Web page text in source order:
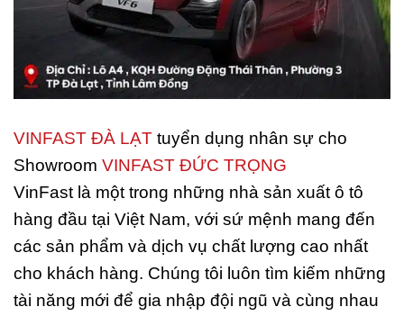
VINFAST ĐÀ LẠT tuyển dụng nhân sự cho
Showroom VINFAST ĐỨC TRỌNG
VinFast là một trong những nhà sản xuất ô tô
hàng đầu tại Việt Nam, với sứ mệnh mang đến
các sản phẩm và dịch vụ chất lượng cao nhất
cho khách hàng. Chúng tôi luôn tìm kiếm những
tài năng mới để gia nhập đội ngũ và cùng nhau